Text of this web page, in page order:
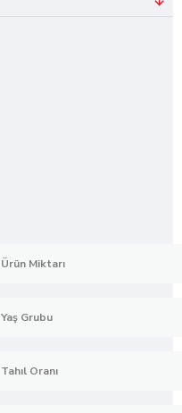
Ürün Miktarı
Yaş Grubu
Tahıl Oranı